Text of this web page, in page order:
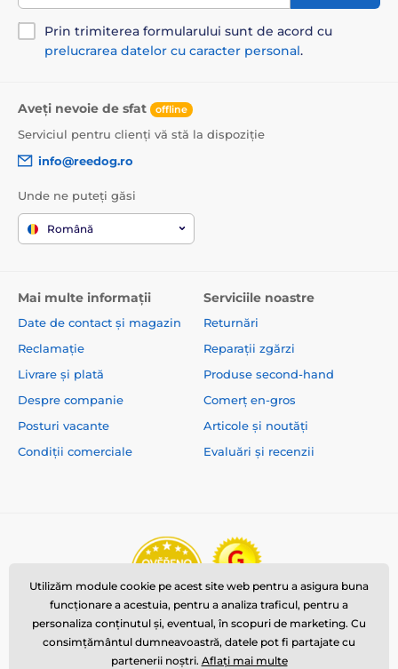
Prin trimiterea formularului sunt de acord cu
prelucrarea datelor cu caracter personal.
Aveți nevoie de sfat offline
Serviciul pentru clienți vă stă la dispoziție
info@reedog.ro
Unde ne puteți găsi
Română
Mai multe informații
Date de contact și magazin
Reclamație
Livrare și plată
Despre companie
Posturi vacante
Condiții comerciale
Serviciile noastre
Returnări
Reparații zgărzi
Produse second-hand
Comerț en-gros
Articole și noutăți
Evaluări și recenzii
Utilizăm module cookie pe acest site web pentru a asigura buna
funcționare a acestuia, pentru a analiza traficul, pentru a
personaliza conținutul și, eventual, în scopuri de marketing. Cu
consimțământul dumneavoastră, datele pot fi partajate cu
partenerii noștri. Aflați mai multe